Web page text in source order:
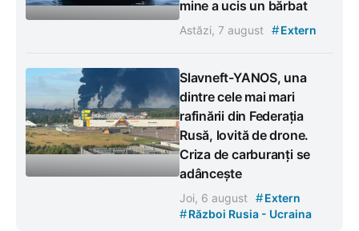
mine a ucis un bărbat
Astăzi, 7 august #Extern
Slavneft-YANOS, una
dintre cele mai mari
rafinării din Federația
Rusă, lovită de drone.
Criza de carburanți se
adâncește
Joi, 6 august #Extern
#Război Rusia - Ucraina